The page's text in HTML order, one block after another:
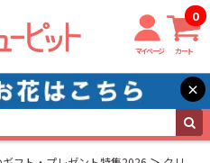
マイページ カート
0
×